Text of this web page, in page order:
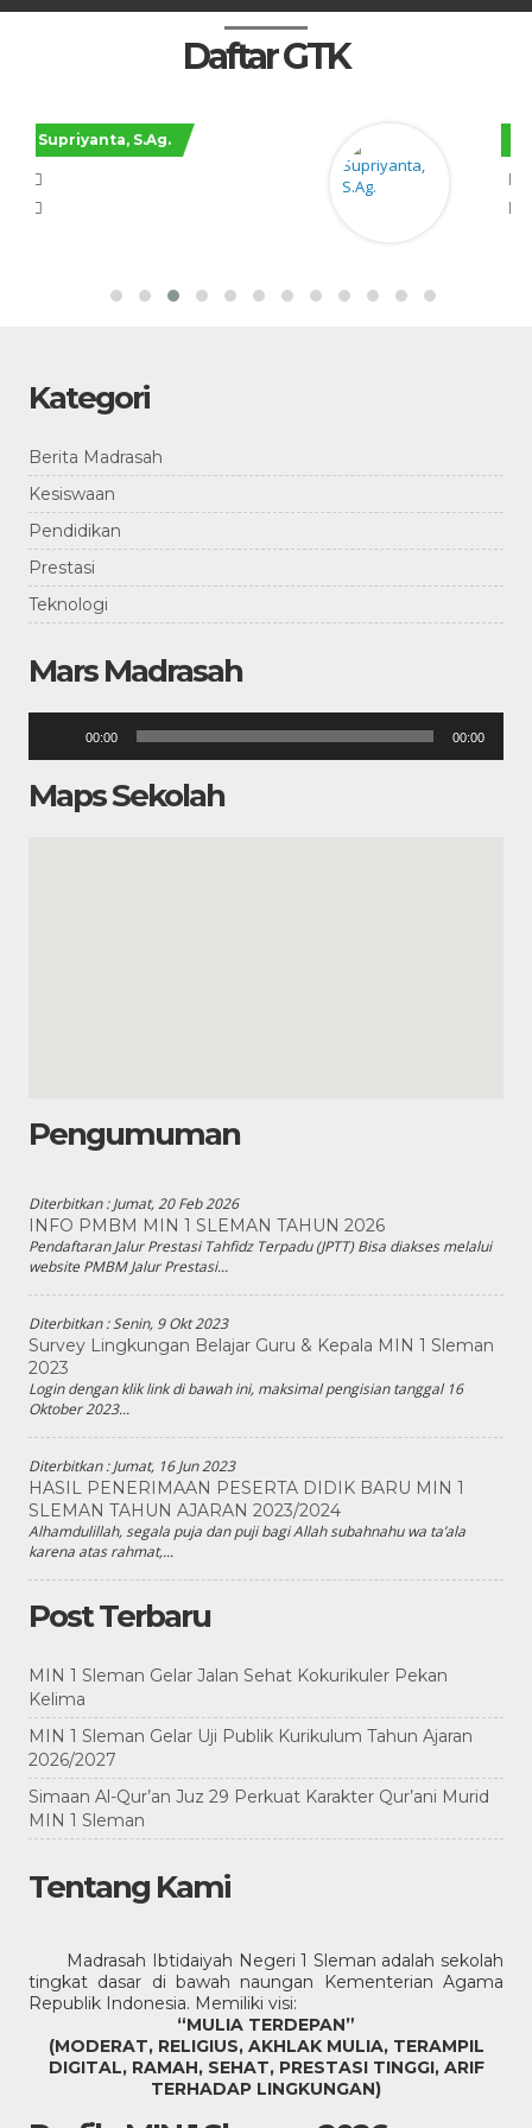
17 agustus 2022
hari santri 2022
2021
hari pahlawan 2020
upacara hari pramuka
2020.
Daftar GTK
Hilmy Pramusinta, S.Pd.
Kategori
Berita Madrasah
Kesiswaan
Pendidikan
Prestasi
Teknologi
Mars Madrasah
00:00 00:00
Maps Sekolah
Pengumuman
Diterbitkan :Jumat, 20 Feb 2026
INFO PMBM MIN 1 SLEMAN TAHUN 2026
Pendaftaran Jalur Prestasi Tahfidz Terpadu (JPTT) Bisa diakses melalui
website PMBM Jalur Prestasi...
Diterbitkan :Senin, 9 Okt 2023
Survey Lingkungan Belajar Guru & Kepala MIN 1 Sleman
2023
Login dengan klik link di bawah ini, maksimal pengisian tanggal 16
Oktober 2023...
Diterbitkan :Jumat, 16 Jun 2023
HASIL PENERIMAAN PESERTA DIDIK BARU MIN 1
SLEMAN TAHUN AJARAN 2023/2024
Alhamdulillah, segala puja dan puji bagi Allah subahnahu wa ta’ala
karena atas rahmat,...
Post Terbaru
MIN 1 Sleman Gelar Jalan Sehat Kokurikuler Pekan
Kelima
MIN 1 Sleman Gelar Uji Publik Kurikulum Tahun Ajaran
2026/2027
Simaan Al-Qur’an Juz 29 Perkuat Karakter Qur’ani Murid
MIN 1 Sleman
Tentang Kami
Madrasah Ibtidaiyah Negeri 1 Sleman adalah sekolah
tingkat dasar di bawah naungan Kementerian Agama
Republik Indonesia. Memiliki visi:
“MULIA TERDEPAN”
(MODERAT, RELIGIUS, AKHLAK MULIA, TERAMPIL
DIGITAL, RAMAH, SEHAT, PRESTASI TINGGI, ARIF
TERHADAP LINGKUNGAN)